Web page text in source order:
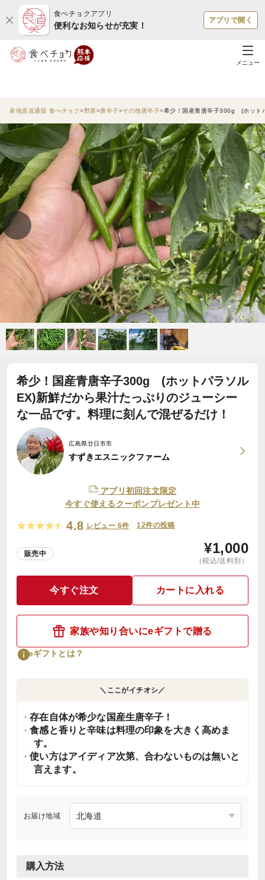
食べチョクアプリ
便利なお知らせが充実！
アプリで開く
メニュー
産地直送通販 食べチョク 野菜 唐辛子 その他唐辛子 希少！国産青唐辛子300g (ホット
希少！国産青唐辛子300g (ホットパラソル
EX)新鮮だから果汁たっぷりのジューシー
な一品です。料理に刻んで混ぜるだけ！
広島県廿日市市
すずきエスニックファーム
アプリ初回注文限定
今すぐ使えるクーポンプレゼント中
4.8 レビュー 6件 12件の投稿
販売中 ¥1,000
（税込/送料別）
今すぐ注文 カートに入れる
家族や知り合いにeギフトで贈る
eギフトとは？
＼ここがイチオシ／
存在自体が希少な国産生唐辛子！
食感と香りと辛味は料理の印象を大きく高めま
す。
使い方はアイディア次第、合わないものは無いと
言えます。
お届け地域
購入方法